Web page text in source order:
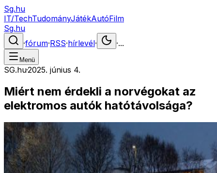
Sg.hu
IT/TechTudományJátékAutóFilm
Sg.hu
·fórum·RSS·hírlevél· ·...
Menü
SG.hu·2025. június 4.
Miért nem érdekli a norvégokat az
elektromos autók hatótávolsága?